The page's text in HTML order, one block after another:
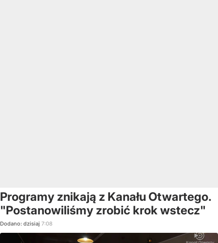
Programy znikają z Kanału Otwartego.
"Postanowiliśmy zrobić krok wstecz"
Dodano: dzisiaj 7:08